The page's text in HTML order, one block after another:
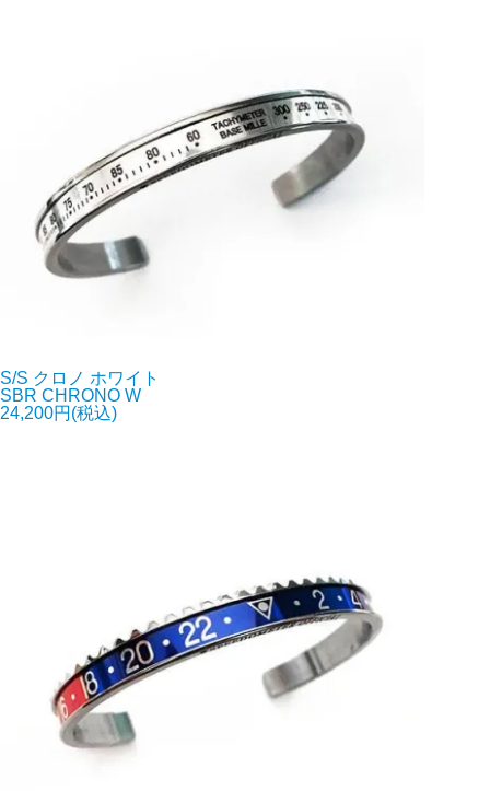
S/S クロノ ホワイト
SBR CHRONO W
24,200円(税込)